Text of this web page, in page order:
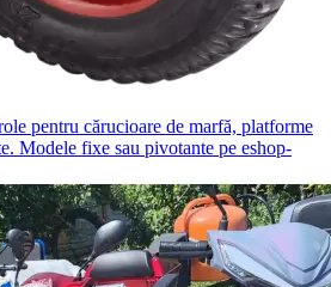
pentru cărucioare de marfă, platforme
Modele fixe sau pivotante pe eshop-